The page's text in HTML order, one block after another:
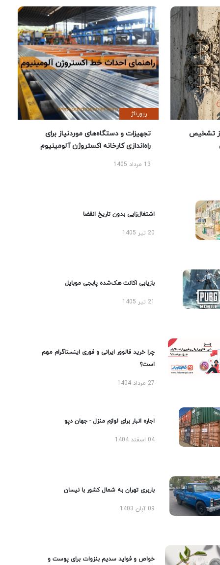
تشخیص
رپورتاژ
تجهیزات و دستگاه‌های موردنیاز برای
راه‌اندازی کارخانه اکستروژن آلومینیوم
13 مرداد 1405
اشتغال‌زایی بدون تاریخ انقضا
20 تیر 1405
بازیابی اکانت هک‌شده پابجی موبایل
چرا خرید فالوور ایرانی و فوری اینستاگرام مهم
است؟
27 مرداد 1404
اجاره انبار برای لوازم منزل - جهان دپو
04 اسفند 1404
باربری تهران به شمال کشور با نیسان
09 آبان 1403
خواص و فواید سدیم بنزوات برای پوست و